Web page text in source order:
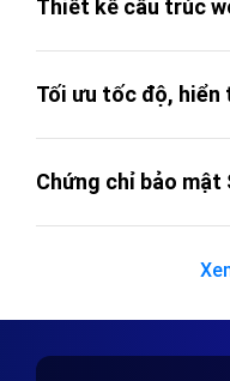
Thiết kế cấu trúc
Tối ưu tốc độ,
Chứng chỉ bảo mật